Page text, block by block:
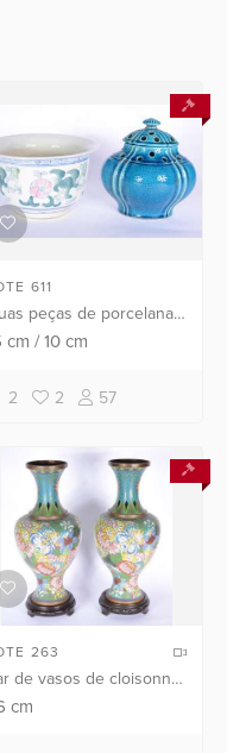
611
peças de porcelana,
cachepot com
na cor azul com
cm /10 cm
2 2 57
263
de vasos de cloisonné
ricamente
cm